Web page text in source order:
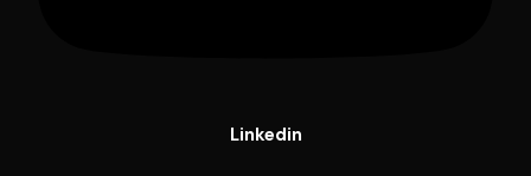
Linkedin